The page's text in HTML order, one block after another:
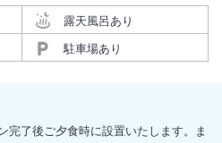
露天風呂あり
駐車場あり
完了後ご夕食時に設置いたします。ま